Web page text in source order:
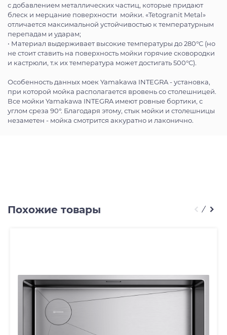
с добавлением металлических частиц, которые придают
блеск и мерцание поверхности мойки. «Tetogranit Metal»
отличается максимальной устойчивостью к температурным
перепадам и ударам;
• Материал выдерживает высокие температуры до 280°С (но
не стоит ставить на поверхность мойки горячие сковородки
и кастрюли, т.к их температура может достигать 500°С).
Особенность данных моек Yamakawa INTEGRA - установка,
при которой мойка располагается вровень со столешницей.
Все мойки Yamakawa INTEGRA имеют ровные бортики, с
углом среза 90°. Благодаря этому, стык мойки и столешницы
незаметен - мойка смотрится аккуратно и лаконично.
Похожие товары